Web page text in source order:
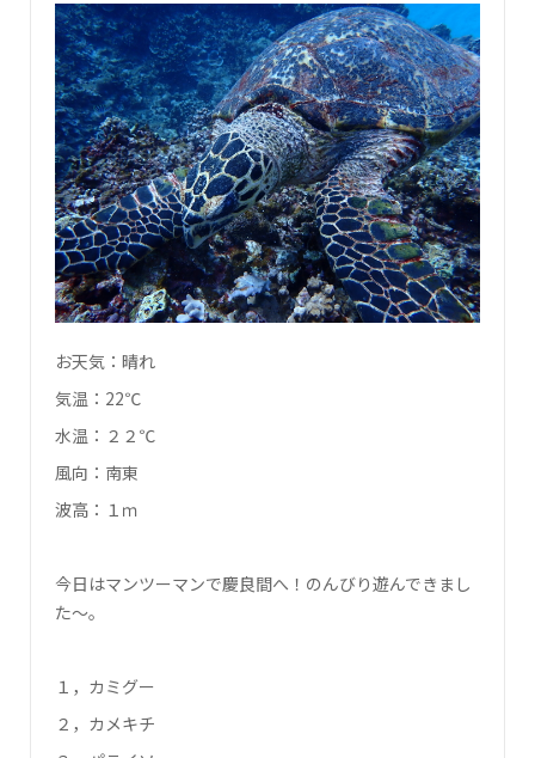
お天気：晴れ
気温：22℃
水温：２２℃
風向：南東
波高：１ｍ
今日はマンツーマンで慶良間へ！のんびり遊んできまし
た～。
１，カミグー
２，カメキチ